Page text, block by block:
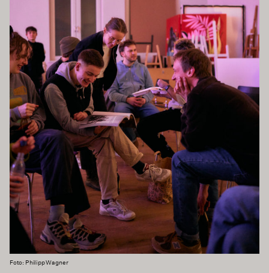
Foto: Philipp Wagner